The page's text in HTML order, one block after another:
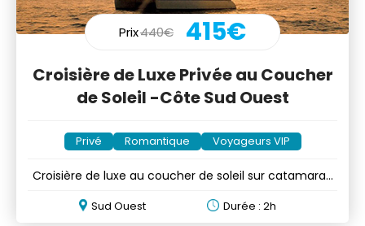
Prix440€ 415€
Croisière de Luxe Privée au Coucher
de Soleil -Côte Sud Ouest
Privé Romantique Voyageurs VIP
Croisière de luxe au coucher de soleil sur catamaran
Sud Ouest Durée : 2h